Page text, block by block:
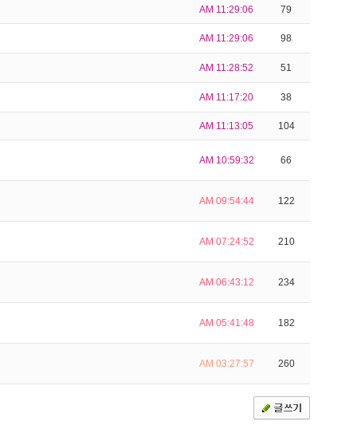
AM 11:29:06 79
AM 11:29:06 98
AM 11:28:52 51
AM 11:17:20 38
AM 11:13:05 104
AM 10:59:32 66
AM 09:54:44 122
AM 07:24:52 210
AM 06:43:12 234
AM 05:41:48 182
AM 03:27:57 260